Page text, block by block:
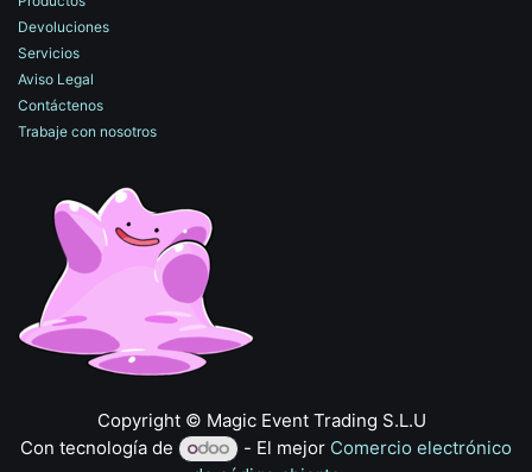
Devoluciones
Servicios
Aviso Legal
Contáctenos
Trabaje con nosotros
​Copyright © Magic Event Trading S.L.U
Con tecnología de
- El mejor Comercio electrónico